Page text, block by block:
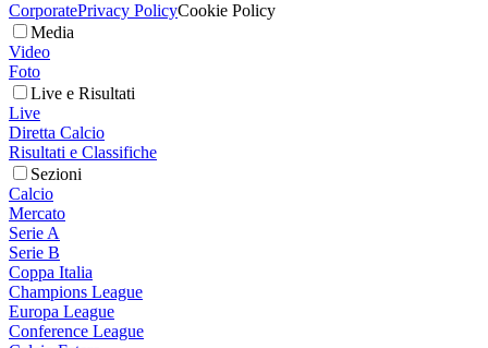
CorporatePrivacy PolicyCookie Policy
Media
Video
Foto
Live e Risultati
Live
Diretta Calcio
Risultati e Classifiche
Sezioni
Calcio
Mercato
Serie A
Serie B
Coppa Italia
Champions League
Europa League
Conference League